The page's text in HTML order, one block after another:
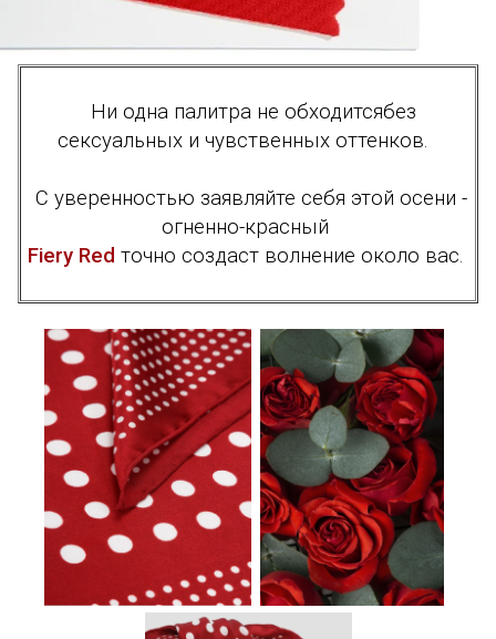
Ни одна палитра не обходитсябез
сексуальных и чувственных оттенков.
С уверенностью заявляйте себя этой осени -
огненно-красный
Fiery Red точно создаст волнение около вас.